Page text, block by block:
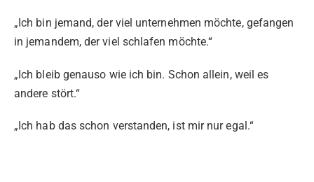
„Ich bin jemand, der viel unternehmen möchte, gefangen
in jemandem, der viel schlafen möchte.“
„Ich bleib genauso wie ich bin. Schon allein, weil es
andere stört.“
„Ich hab das schon verstanden, ist mir nur egal.“